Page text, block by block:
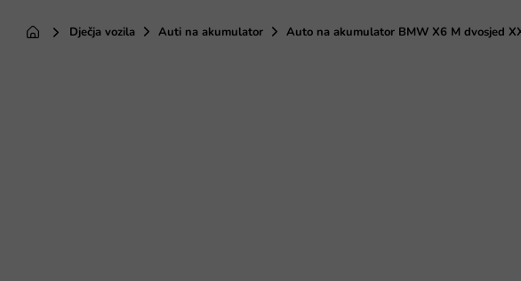
PočetnaDječja vozila Auti na akumulator Auto na akumulator BMW X6 M dvosjed